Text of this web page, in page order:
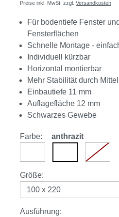
Preise inkl. MwSt. zzgl. Versandkosten
Für bodentiefe Fenster
Fensterflächen
Schnelle Montage -
Individuell kürzbar
Horizontal montierbar
Mehr Stabilität durch
Einbautiefe 11 mm
Auflagefläche 12 mm
Schwarzes Gewebe
Farbe: anthrazit
anthrazit braun
(Diese
Größeauswählen
:
Ausführungauswählen
: